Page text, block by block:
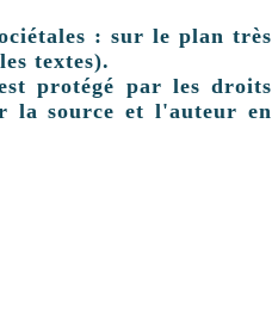
: sur le plan très
textes).
protégé par les droits
la source et l'auteur en